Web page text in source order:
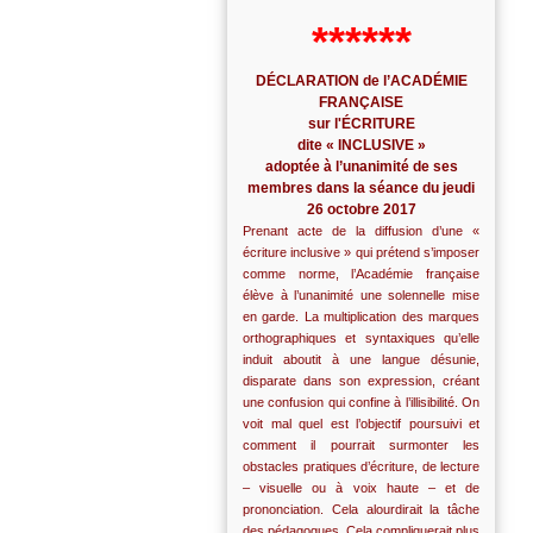
******
DÉCLARATION de l’ACADÉMIE
FRANÇAISE
sur l'ÉCRITURE
dite « INCLUSIVE »
adoptée à l’unanimité de ses
membres dans la séance du jeudi
26 octobre 2017
Prenant acte de la diffusion d’une «
écriture inclusive » qui prétend s’imposer
comme norme, l’Académie française
élève à l’unanimité une solennelle mise
en garde. La multiplication des marques
orthographiques et syntaxiques qu’elle
induit aboutit à une langue désunie,
disparate dans son expression, créant
une confusion qui confine à l’illisibilité. On
voit mal quel est l’objectif poursuivi et
comment il pourrait surmonter les
obstacles pratiques d’écriture, de lecture
– visuelle ou à voix haute – et de
prononciation. Cela alourdirait la tâche